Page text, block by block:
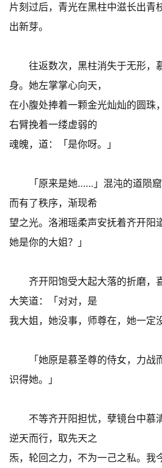
片刻过后，青光在黑柱中滋长出青
出新芽。
往返数次，黑柱消失于无形，
身。她左掌掌心向天，
在小腹处捧着一颗金光灿灿的圆珠
右臂挽着一缕虚弱的
魂魄，道：「是你呀。」
「原来是她……」混沌的道陨窟
而有了秩序，渐现希
望之光。洛湘瑶柔声安抚着齐开阳
她是你的大姐？」
齐开阳饱受大起大落的折磨，
大笑道：「对对，是
我大姐，她没事，师尊在，她一定
「她原是慕圣尊的侍女，力战
识得她。」
不等齐开阳担忧，孽镜台中慕
逆天而行，取先天之
炁，轮回之力，不为一己之私。我